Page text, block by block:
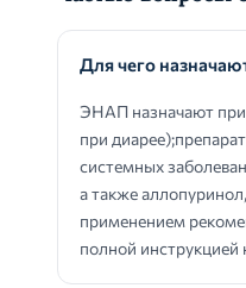
Для чего
ЭНАП назначают
при
системных
а также
применением
полной инструкцией